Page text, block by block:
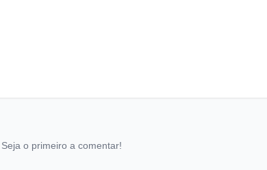
Seja o primeiro a comentar!